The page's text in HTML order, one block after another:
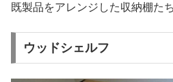
既製品をアレンジした収納棚たち
ウッドシェルフ